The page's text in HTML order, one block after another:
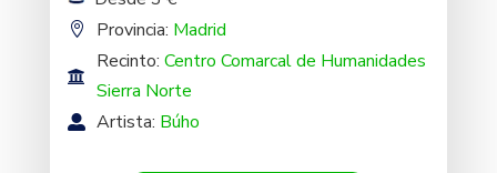
Provincia: Madrid
Recinto: Centro Comarcal de Humanidades
Sierra Norte
Artista: Búho